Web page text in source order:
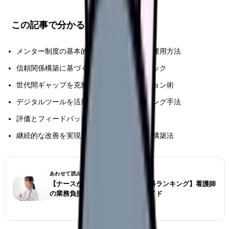
この記事で分かること
メンター制度の基本的な仕組みと効果的な運用方法
信頼関係構築に基づく実践的な支援テクニック
世代間ギャップを克服するコミュニケーション術
デジタルツールを活用した最新のメンタリング手法
評価とフィードバックの具体的な実施方法
継続的な改善を実現する組織的支援体制の構築法
あわせて読みたい
【ナースが選ぶ仕事が大変な診療科ランキング】看護師
の業務負担とストレス対策完全ガイド